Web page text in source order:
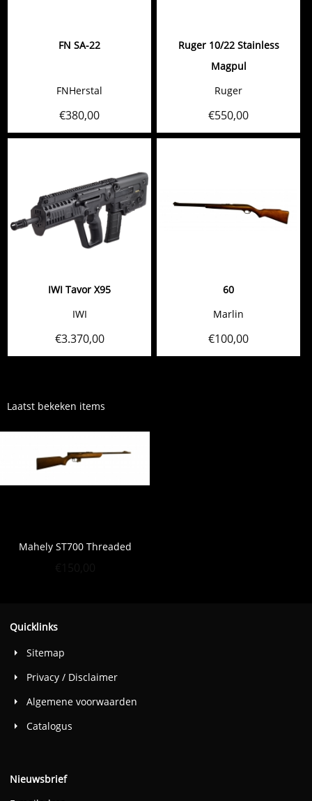
FN SA-22
FNHerstal
€380,00
Ruger 10/22 Stainless
Magpul
Ruger
€550,00
IWI Tavor X95
IWI
€3.370,00
60
Marlin
€100,00
Laatst bekeken items
Mahely ST700 Threaded
Quicklinks
Sitemap
Privacy / Disclaimer
Algemene voorwaarden
Catalogus
Nieuwsbrief